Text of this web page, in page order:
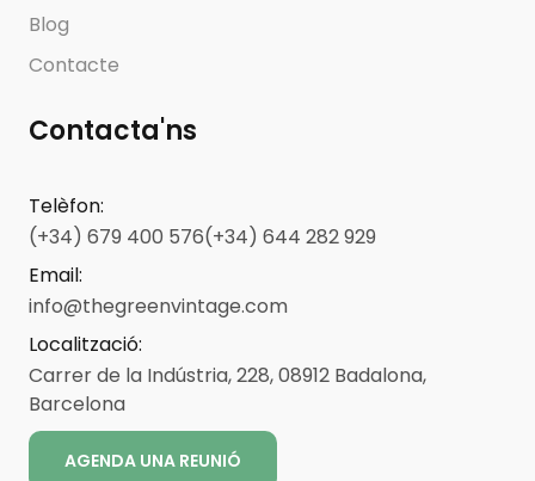
Blog
Contacte
Contacta'ns
Telèfon:
(+34) 679 400 576(+34) 644 282 929
Email:
info@thegreenvintage.com
Localització:
Carrer de la Indústria, 228, 08912 Badalona,
Barcelona
AGENDA UNA REUNIÓ